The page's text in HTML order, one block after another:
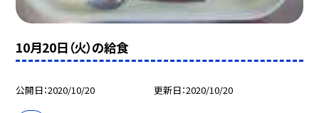
10月20日（火）の給食
公開日 2020/10/20 更新日 2020/10/20